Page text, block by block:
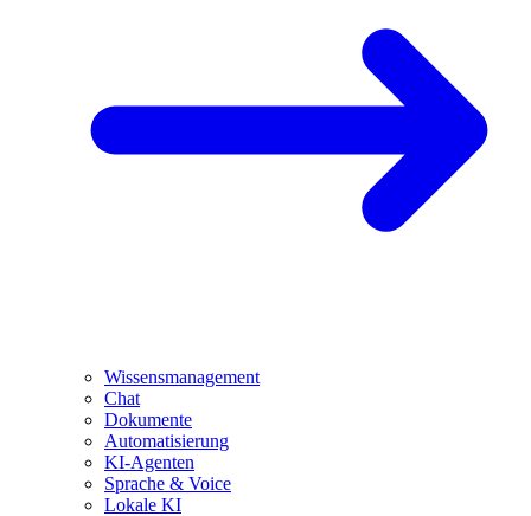
Wissensmanagement
Chat
Dokumente
Automatisierung
KI-Agenten
Sprache & Voice
Lokale KI